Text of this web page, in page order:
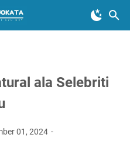
ala Selebriti
01, 2024